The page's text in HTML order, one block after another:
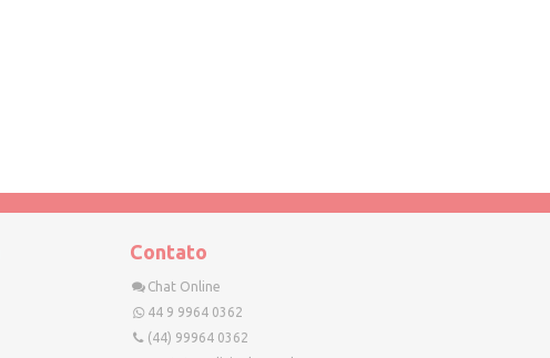
Contato
Chat Online
44 9 9964 0362
(44) 99964 0362